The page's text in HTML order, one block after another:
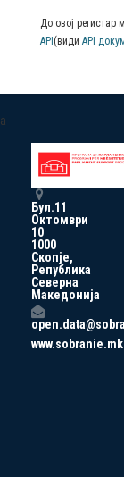
До овој регистар
API (види API
a
Бул.11
Октомври
10
1000
Скопје,
Република
Северна
Македонија
www.sobranie.mk